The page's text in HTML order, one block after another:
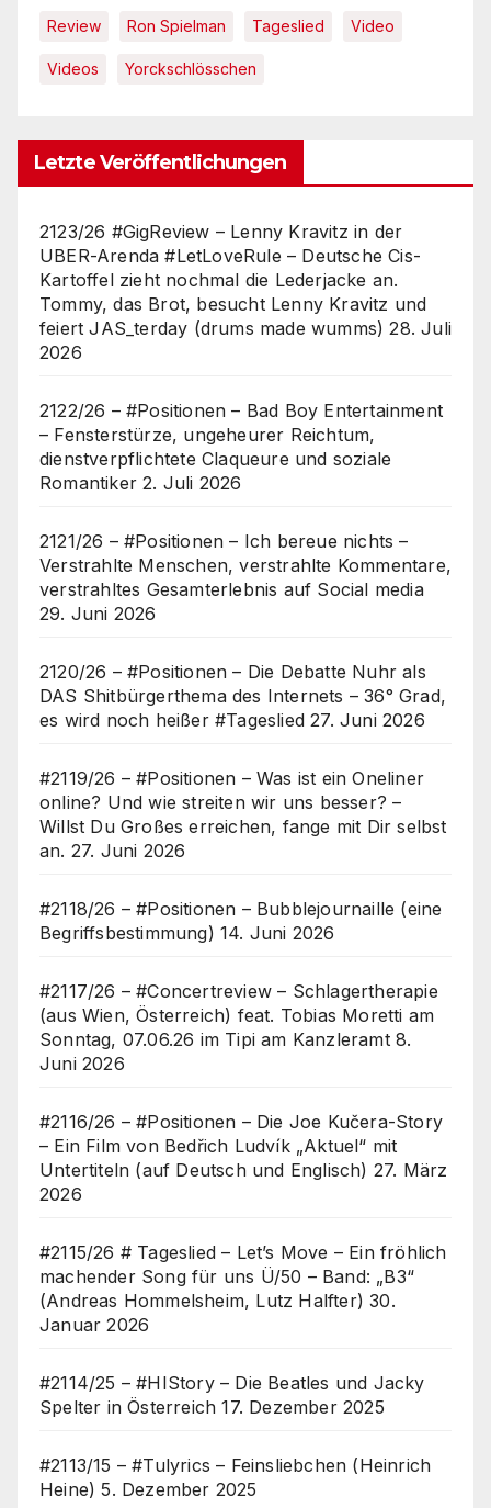
Review Ron Spielman Tageslied Video
Videos Yorckschlösschen
Letzte Veröffentlichungen
2123/26 #GigReview – Lenny Kravitz in der
UBER-Arenda #LetLoveRule – Deutsche Cis-
Kartoffel zieht nochmal die Lederjacke an.
Tommy, das Brot, besucht Lenny Kravitz und
feiert JAS_terday (drums made wumms) 28. Juli
2026
2122/26 – #Positionen – Bad Boy Entertainment
– Fensterstürze, ungeheurer Reichtum,
dienstverpflichtete Claqueure und soziale
Romantiker 2. Juli 2026
2121/26 – #Positionen – Ich bereue nichts –
Verstrahlte Menschen, verstrahlte Kommentare,
verstrahltes Gesamterlebnis auf Social media
29. Juni 2026
2120/26 – #Positionen – Die Debatte Nuhr als
DAS Shitbürgerthema des Internets – 36° Grad,
es wird noch heißer #Tageslied 27. Juni 2026
#2119/26 – #Positionen – Was ist ein Oneliner
online? Und wie streiten wir uns besser? –
Willst Du Großes erreichen, fange mit Dir selbst
an. 27. Juni 2026
#2118/26 – #Positionen – Bubblejournaille (eine
Begriffsbestimmung) 14. Juni 2026
#2117/26 – #Concertreview – Schlagertherapie
(aus Wien, Österreich) feat. Tobias Moretti am
Sonntag, 07.06.26 im Tipi am Kanzleramt 8.
Juni 2026
#2116/26 – #Positionen – Die Joe Kučera-Story
– Ein Film von Bedřich Ludvík „Aktuel“ mit
Untertiteln (auf Deutsch und Englisch) 27. März
2026
#2115/26 # Tageslied – Let’s Move – Ein fröhlich
machender Song für uns Ü/50 – Band: „B3“
(Andreas Hommelsheim, Lutz Halfter) 30.
Januar 2026
#2114/25 – #HIStory – Die Beatles und Jacky
Spelter in Österreich 17. Dezember 2025
#2113/15 – #Tulyrics – Feinsliebchen (Heinrich
Heine) 5. Dezember 2025